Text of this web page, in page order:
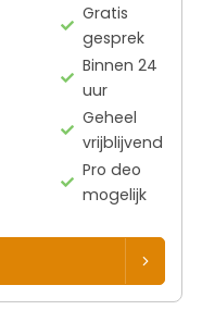
Gratis
gesprek
Binnen 24
uur
Geheel
vrijblijvend
Pro deo
mogelijk